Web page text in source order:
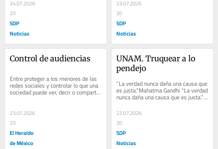
24.07.2026
20
SDP
Noticias
23.07.2026
20
SDP
Noticias
Control de audiencias
Entre proteger a los menores de las
redes sociales y controlar lo que una
sociedad puede ver, decir o compartir
hay una diferencia enorme. El
23.07.2026
20
El Heraldo
de México
UNAM. Truquear a lo
pendejo
“La verdad nunca daña una causa que
es justa.”Mahatma Gandhi “La verdad
nunca daña una causa que es justa.”
“La duda es uno de los nombres...
22.07.2026
20
SDP
Noticias